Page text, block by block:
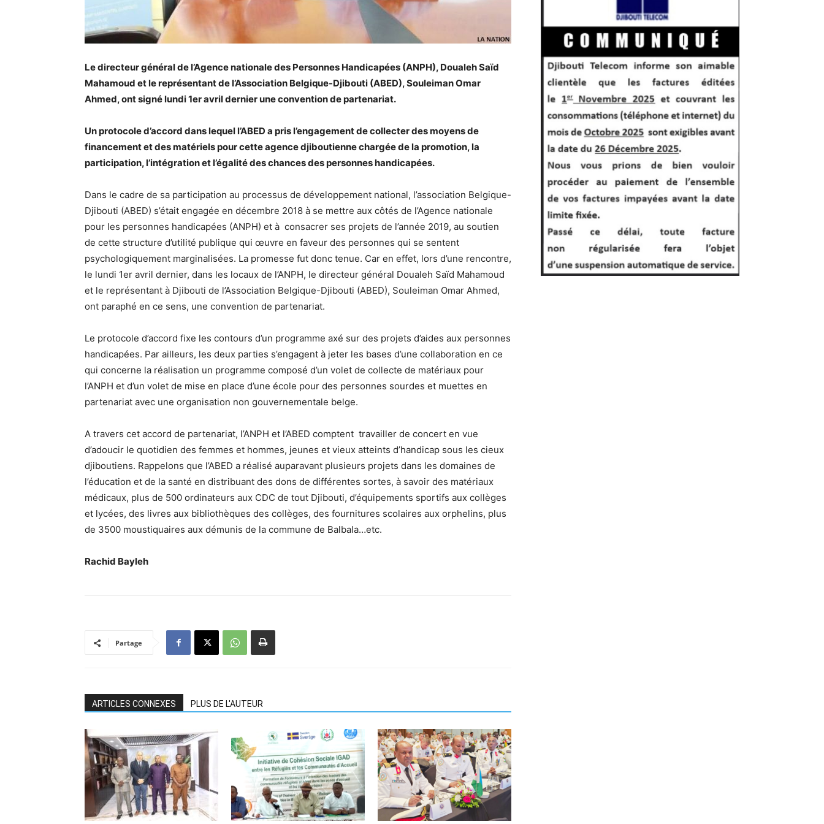
Le directeur général de l’Agence nationale des Personnes Handicapées (ANPH), Doualeh Saïd
Mahamoud et le représentant de l’Association Belgique-Djibouti (ABED), Souleiman Omar
Ahmed, ont signé lundi 1er avril dernier une convention de partenariat.
Un protocole d’accord dans lequel l’ABED a pris l’engagement de collecter des moyens de
financement et des matériels pour cette agence djiboutienne chargée de la promotion, la
participation, l’intégration et l’égalité des chances des personnes handicapées.
Dans le cadre de sa participation au processus de développement national, l’association Belgique-
Djibouti (ABED) s’était engagée en décembre 2018 à se mettre aux côtés de l’Agence nationale
pour les personnes handicapées (ANPH) et à consacrer ses projets de l’année 2019, au soutien
de cette structure d’utilité publique qui œuvre en faveur des personnes qui se sentent
psychologiquement marginalisées. La promesse fut donc tenue. Car en effet, lors d’une rencontre,
le lundi 1er avril dernier, dans les locaux de l’ANPH, le directeur général Doualeh Saïd Mahamoud
et le représentant à Djibouti de l’Association Belgique-Djibouti (ABED), Souleiman Omar Ahmed,
ont paraphé en ce sens, une convention de partenariat.
Le protocole d’accord fixe les contours d’un programme axé sur des projets d’aides aux personnes
handicapées. Par ailleurs, les deux parties s’engagent à jeter les bases d’une collaboration en ce
qui concerne la réalisation un programme composé d’un volet de collecte de matériaux pour
l’ANPH et d’un volet de mise en place d’une école pour des personnes sourdes et muettes en
partenariat avec une organisation non gouvernementale belge.
A travers cet accord de partenariat, l’ANPH et l’ABED comptent travailler de concert en vue
d’adoucir le quotidien des femmes et hommes, jeunes et vieux atteints d’handicap sous les cieux
djiboutiens. Rappelons que l’ABED a réalisé auparavant plusieurs projets dans les domaines de
l’éducation et de la santé en distribuant des dons de différentes sortes, à savoir des matériaux
médicaux, plus de 500 ordinateurs aux CDC de tout Djibouti, d’équipements sportifs aux collèges
et lycées, des livres aux bibliothèques des collèges, des fournitures scolaires aux orphelins, plus
de 3500 moustiquaires aux démunis de la commune de Balbala…etc.
Rachid Bayleh
Partage
ARTICLES CONNEXES PLUS DE L'AUTEUR